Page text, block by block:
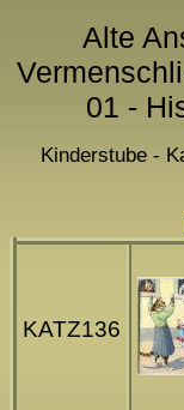
Alte
01 -
Kinderstube -
KATZ136